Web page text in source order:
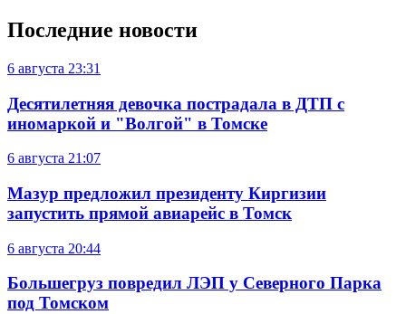
Последние новости
6 августа 23:31
Десятилетняя девочка пострадала в ДТП с
иномаркой и "Волгой" в Томске
6 августа 21:07
Мазур предложил президенту Киргизии
запустить прямой авиарейс в Томск
6 августа 20:44
Большегруз повредил ЛЭП у Северного Парка
под Томском